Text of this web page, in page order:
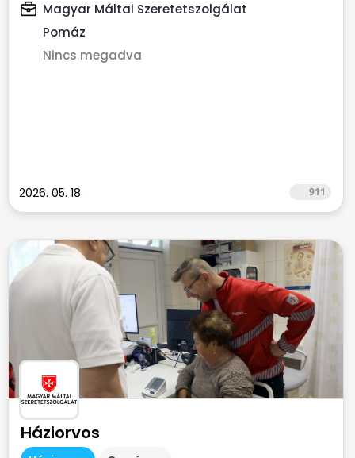
Magyar Máltai Szeretetszolgálat
Pomáz
Nincs megadva
2026. 05. 18. 911
Háziorvos